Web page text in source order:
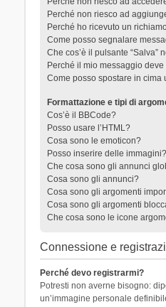
Perché non riesco ad
Perché ho ricevuto un
Come posso segnalare
Che cos’è il pulsante “Salva”
Perché il mio messaggio
Come posso spostare in cima
Formattazione e tipi di
Cos’è il BBCode?
Posso usare l’HTML?
Cosa sono le emoticon?
Posso inserire delle immagini?
Che cosa sono gli annunci
Cosa sono gli annunci?
Cosa sono gli argomenti
Cosa sono gli argomenti
Che cosa sono le icone
Connessione e
Perché devo registrarmi?
Potresti non averne bisogno:
un’immagine personale